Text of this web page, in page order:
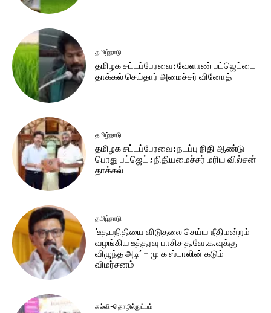
தமிழ்நாடு
தமிழக சட்​டப்​பேர​வை: வேளாண் பட்​ஜெட்டை
தாக்கல் செய்தார் அமைச்சர் வினோத்
தமிழ்நாடு
தமிழக சட்டப்பேரவை: நடப்பு நிதி ஆண்​டு
பொது பட்ஜெட் ; நிதியமைச்சர் மரிய வில்சன்
தாக்​கல்
தமிழ்நாடு
‘உதயநிதியை விடுதலை செய்ய நீதிமன்றம்
வழங்கிய உத்தரவு பாசிச த.வே.க.வுக்கு
விழுந்த அடி’ – மு க ஸ்டாலின் கடும்
விமர்சனம்
கல்வி-தொழில்நுட்பம்